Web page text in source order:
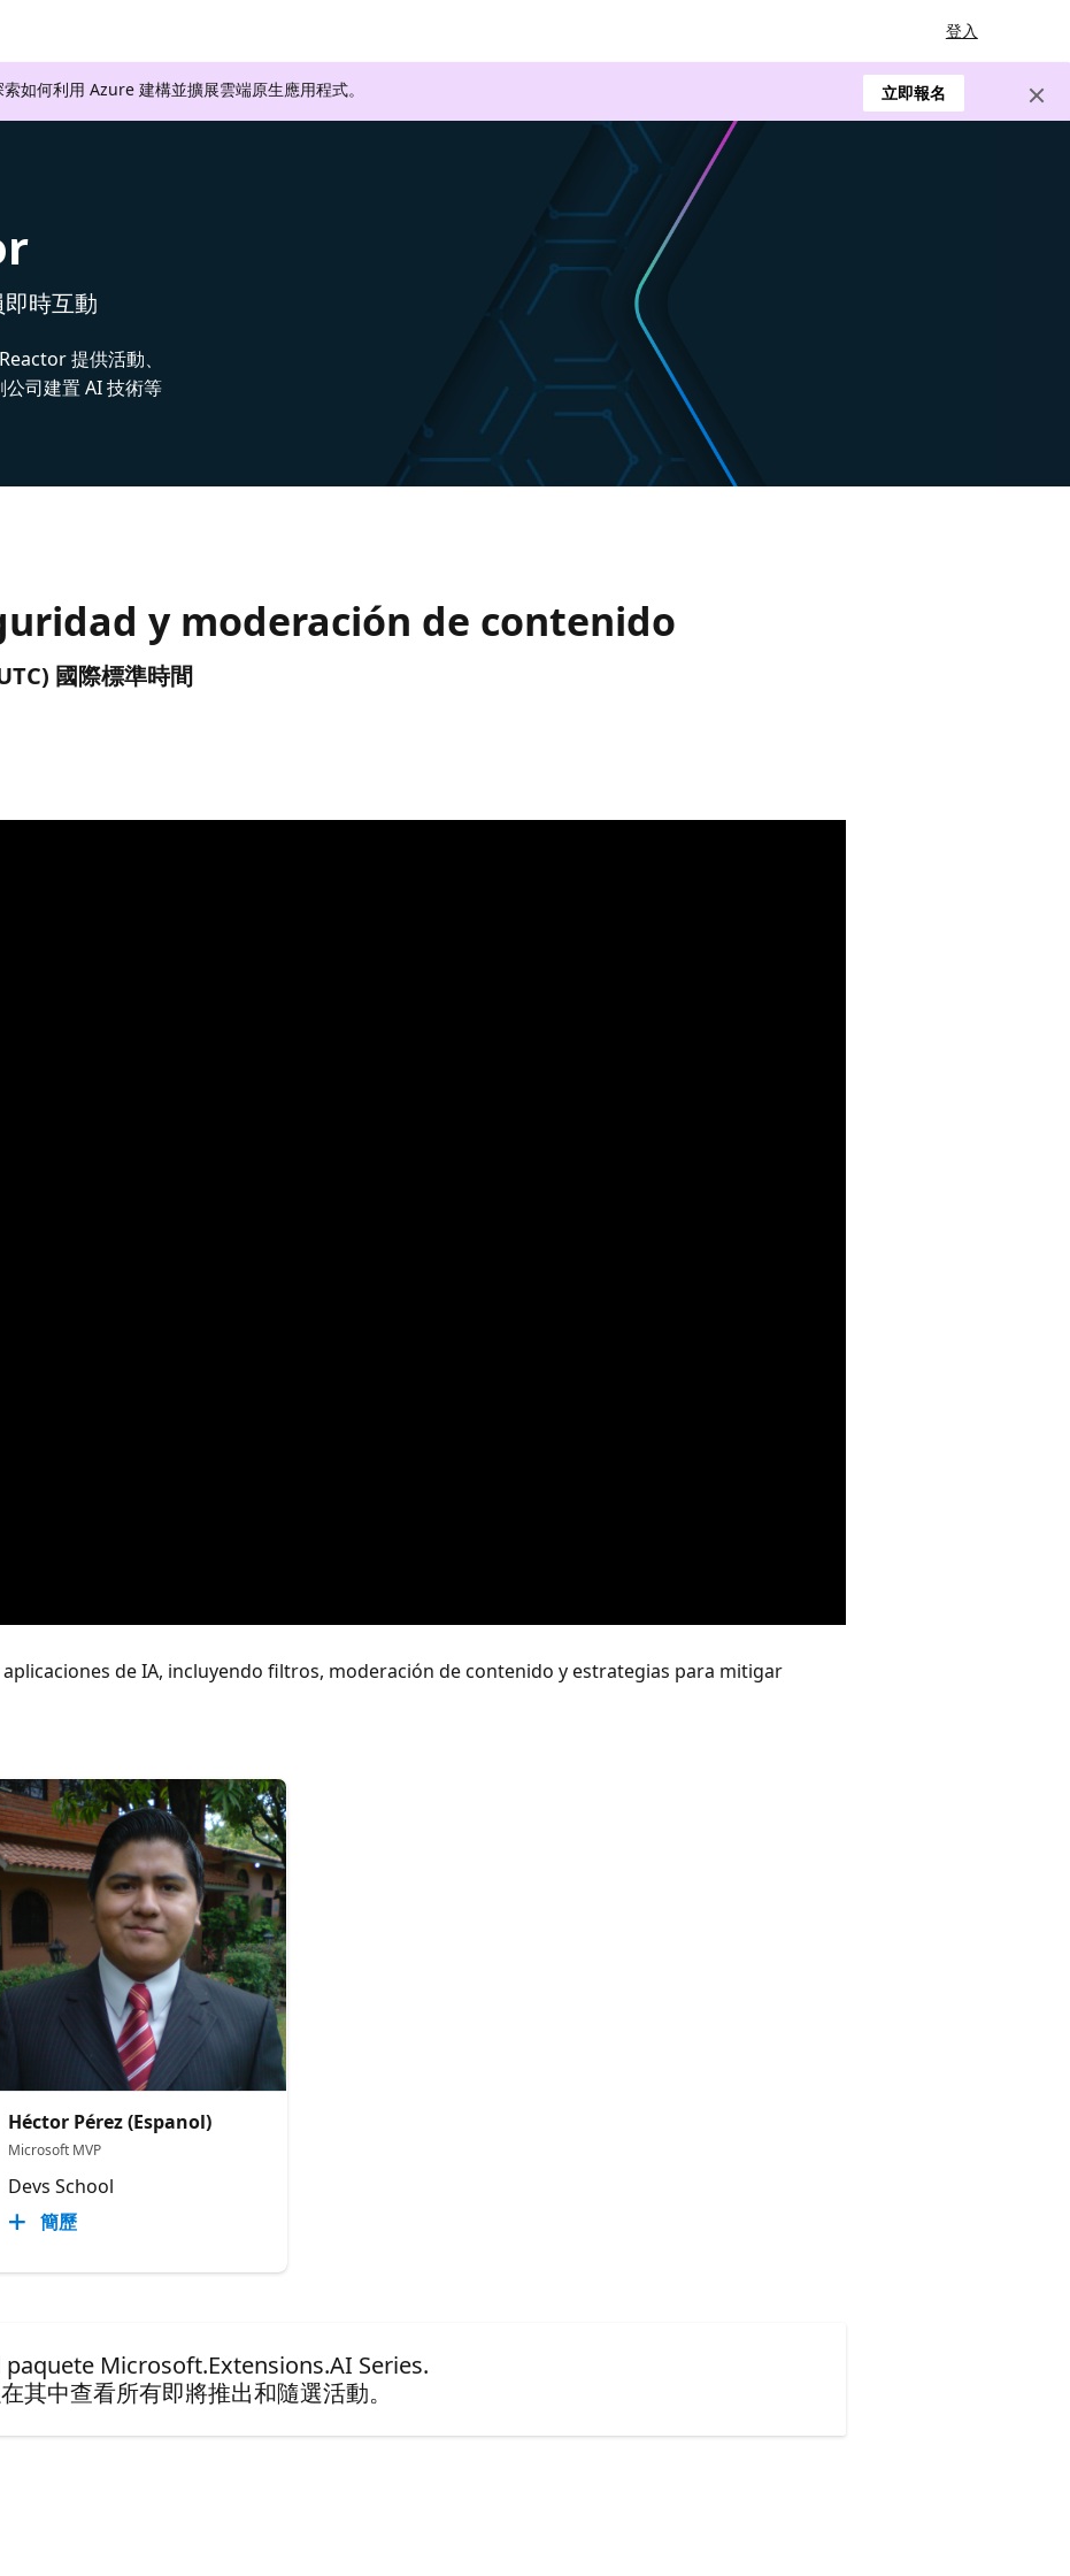
登入
如何利用 Azure 建構並擴展雲端原生應用程式。 立即報名
時互動
提供活動、
司建置 AI 技術等
y moderación de contenido
國際標準時間
de IA, incluyendo filtros, moderación de contenido y estrategias para mitigar
Héctor Pérez (Espanol)
Microsoft MVP
Devs School
簡歷
Microsoft.Extensions.AI Series.
其中查看所有即將推出和隨選活動。